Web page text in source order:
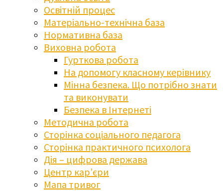
Освітній процес
Матеріально-технічна база
Нормативна база
Виховна робота
Гурткова робота
На допомогу класному керівнику
Мінна безпека. Що потрібно знати
та виконувати
Безпека в Інтернеті
Методична робота
Сторінка соціального педагога
Сторінка практичного психолога
Дія – цифрова держава
Центр кар’єри
Мапа тривог